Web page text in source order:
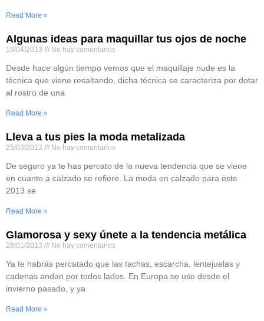
Read More »
Algunas ideas para maquillar tus ojos de noche
19/04/2013 No hay comentarios
Desde hace algún tiempo vemos que el maquillaje nude es la
técnica que viene resaltando, dicha técnica se caracteriza por dotar
al rostro de una
Read More »
Lleva a tus pies la moda metalizada
25/03/2013 No hay comentarios
De seguro ya te has percato de la nueva tendencia que se viene
en cuanto a calzado se refiere. La moda en calzado para este
2013 se
Read More »
Glamorosa y sexy únete a la tendencia metálica
28/01/2013 No hay comentarios
Ya te habrás percatado que las tachas, escarcha, lentejuelas y
cadenas andan por todos lados. En Europa se uso desde el
invierno pasado, y ya
Read More »